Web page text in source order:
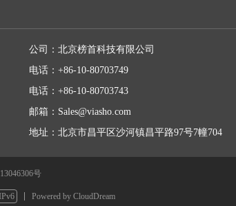
公司： 北京榜首科技有限公司
电话： +86-10-80703749
电话： +86-10-80703743
邮箱： Sales@viasho.com
地址： 北京市昌平区沙河镇昌平路97号7幢704
号
IPv6 Powered by CloudDream